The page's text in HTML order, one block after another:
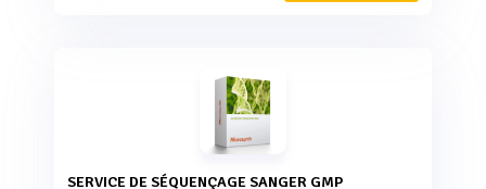
SERVICE DE SÉQUENÇAGE SANGER GMP